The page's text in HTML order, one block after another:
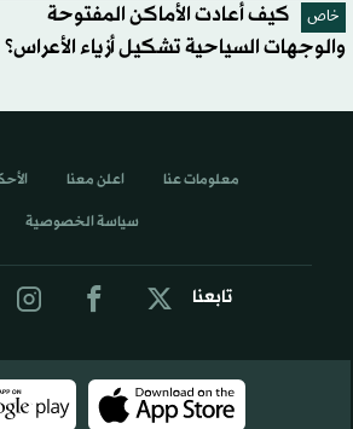
خاص
كيف أعادت الأماكن المفتوحة
والوجهات السياحية تشكيل أزياء الأعراس؟
تابعنا
معلومات عنا اعلن معنا
سياسة الخصوصية